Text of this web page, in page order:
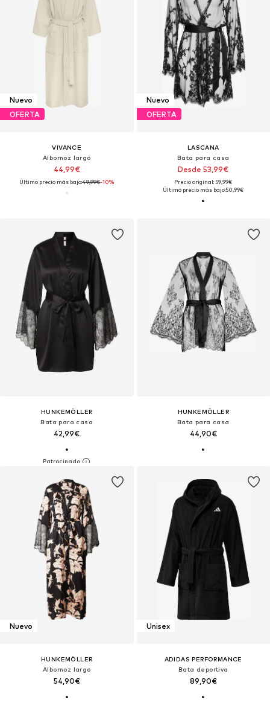
Nuevo
OFERTA
VIVANCE
Albornoz largo
44,99€
Último precio más bajo:49,99€-10%
Nuevo
OFERTA
LASCANA
Bata para casa
Desde 53,99€
Precio original: 59,99€
Último precio más bajo:50,99€
HUNKEMÖLLER
Bata para casa
42,99€
HUNKEMÖLLER
Bata para casa
44,90€
Nuevo
HUNKEMÖLLER
Albornoz largo
54,90€
Unisex
ADIDAS PERFORMANCE
Bata deportiva
89,90€